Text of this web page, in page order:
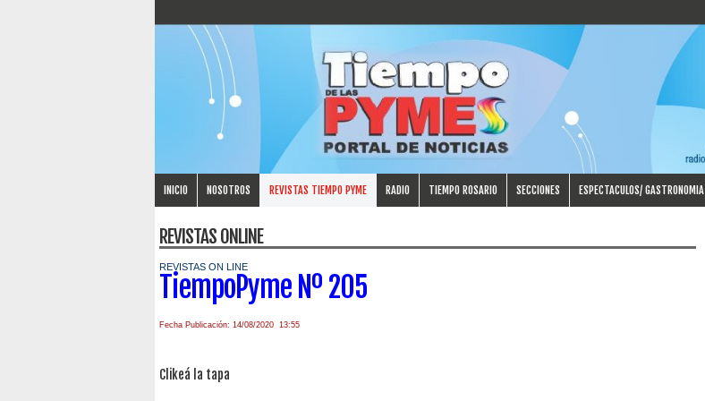
INICIO NOSOTROS REVISTAS TIEMPO PYME RADIO TIEMPO ROSARIO SECCIONES ESPECTACULOS/ GASTRONOMIA
REVISTAS ONLINE
REVISTAS ON LINE
TiempoPyme Nº 205
Fecha Publicación: 14/08/2020 13:55
Clikeá la tapa